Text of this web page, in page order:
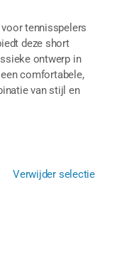
tennisspelers
deze short
ontwerp in
comfortabele,
van stijl en
Verwijder selectie